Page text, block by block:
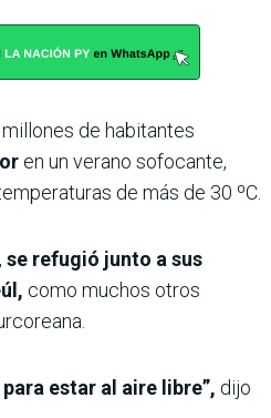
de habitantes
en un verano sofocante,
de más de 30 ºC.
se refugió junto a sus
como muchos otros
estar al aire libre”, dijo